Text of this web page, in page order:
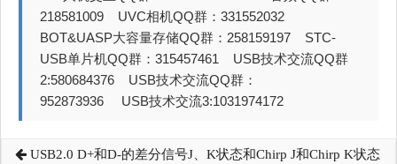
218581009 UVC相机QQ群：331552032
BOT&UASP大容量存储QQ群：258159197 STC-
USB单片机QQ群：315457461 USB技术交流QQ群
2:580684376 USB技术交流QQ群：
952873936 USB技术交流3:1031974172
USB2.0 D+和D-的差分信号J、K状态和Chirp J和Chirp K状态